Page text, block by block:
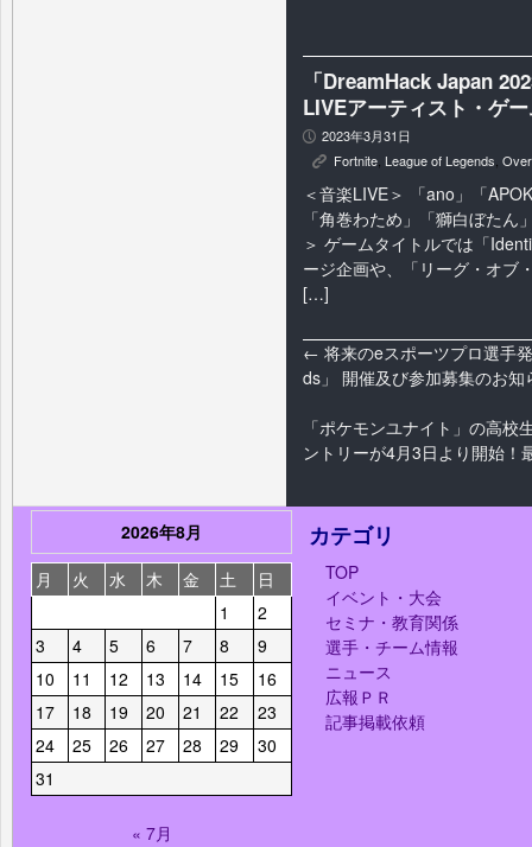
「DreamHack Japan
LIVEアーティスト・ゲ
P 2023年3月31日
K Fortnite League of Legends
＜音楽LIVE＞ 「ano」「
「角巻わため」「獅白ぼたん
＞ ゲームタイトルでは「
ージ企画や、「リーグ・オブ
[…]
← 将来のeスポーツプロ選手
ds」 開催及び参加募集のお知
「ポケモンユナイト」の高
ントリーが4月3日より開始
2026年8月
月
火 水 木 金 土
日
1
2
3
4 5 6 7 8
9
10
11 12 13 14 15
16
17
18 19 20 21 22
23
24
25 26 27 28 29
30
31
« 7月
カテゴリ
TOP
イベント・大会
セミナ・教育関係
選手・チーム情報
ニュース
広報ＰＲ
記事掲載依頼